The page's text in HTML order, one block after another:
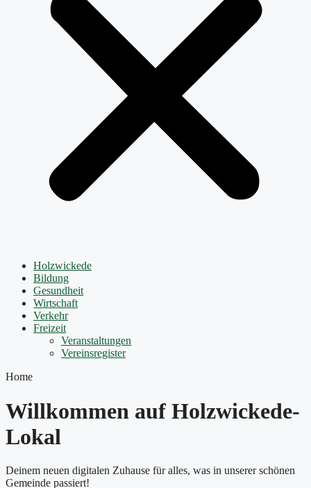
Holzwickede
Bildung
Gesundheit
Wirtschaft
Verkehr
Freizeit
Veranstaltungen
Vereinsregister
Home
Willkommen auf Holzwickede-
Lokal
Deinem neuen digitalen Zuhause für alles, was in unserer schönen
Gemeinde passiert!